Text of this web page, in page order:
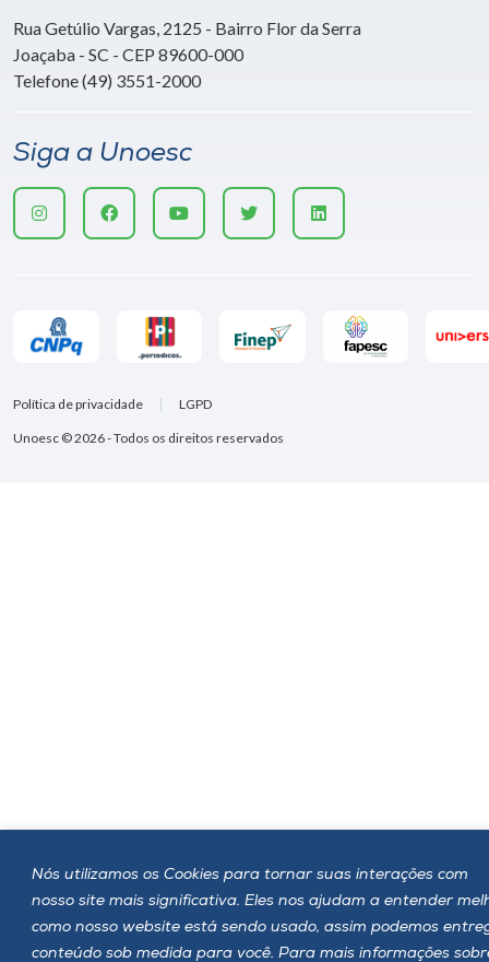
Nós utilizamos os Cookies para tornar suas interações com
nosso site mais significativa. Eles nos ajudam a entender
como nosso website está sendo usado, assim podemos
conteúdo sob medida para você. Para mais informações
Rua Getúlio Vargas, 2125 - Bairro Flor da Serra
Joaçaba - SC - CEP 89600-000
Telefone (49) 3551-2000
Siga a Unoesc
Unoesc © 2026 - Todos os direitos reservados
Política de privacidade LGPD